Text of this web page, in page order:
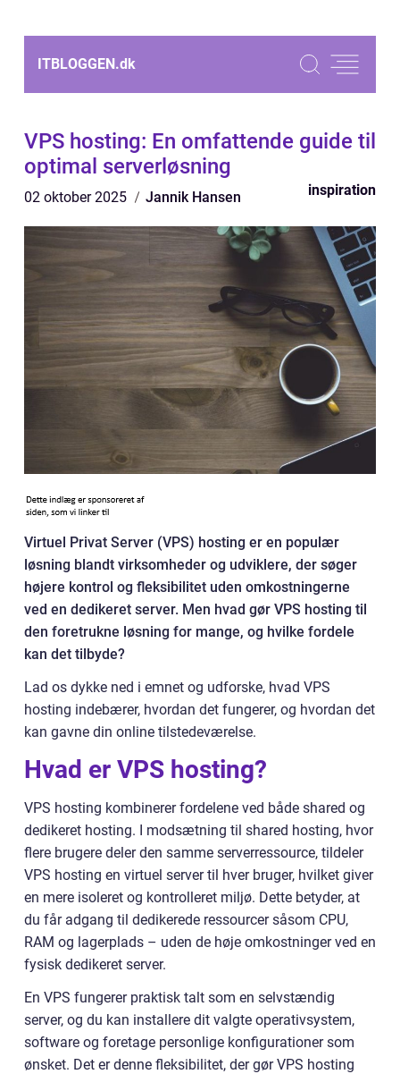
ITBLOGGEN.dk
VPS hosting: En omfattende guide til
optimal serverløsning
02 oktober 2025 Jannik Hansen inspiration
Virtuel Privat Server (VPS) hosting er en populær
løsning blandt virksomheder og udviklere, der søger
højere kontrol og fleksibilitet uden omkostningerne
ved en dedikeret server. Men hvad gør VPS hosting til
den foretrukne løsning for mange, og hvilke fordele
kan det tilbyde?
Lad os dykke ned i emnet og udforske, hvad VPS
hosting indebærer, hvordan det fungerer, og hvordan det
kan gavne din online tilstedeværelse.
Hvad er VPS hosting?
VPS hosting kombinerer fordelene ved både shared og
dedikeret hosting. I modsætning til shared hosting, hvor
flere brugere deler den samme serverressource, tildeler
VPS hosting en virtuel server til hver bruger, hvilket giver
en mere isoleret og kontrolleret miljø. Dette betyder, at
du får adgang til dedikerede ressourcer såsom CPU,
RAM og lagerplads – uden de høje omkostninger ved en
fysisk dedikeret server.
En VPS fungerer praktisk talt som en selvstændig
server, og du kan installere dit valgte operativsystem,
software og foretage personlige konfigurationer som
ønsket. Det er denne fleksibilitet, der gør VPS hosting